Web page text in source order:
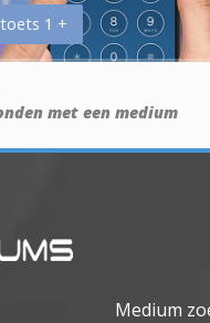
1 +
met een medium
Medium